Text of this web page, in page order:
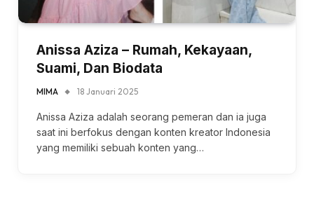
Anissa Aziza – Rumah, Kekayaan,
Suami, Dan Biodata
MIMA 18 Januari 2025
Anissa Aziza adalah seorang pemeran dan ia juga
saat ini berfokus dengan konten kreator Indonesia
yang memiliki sebuah konten yang…